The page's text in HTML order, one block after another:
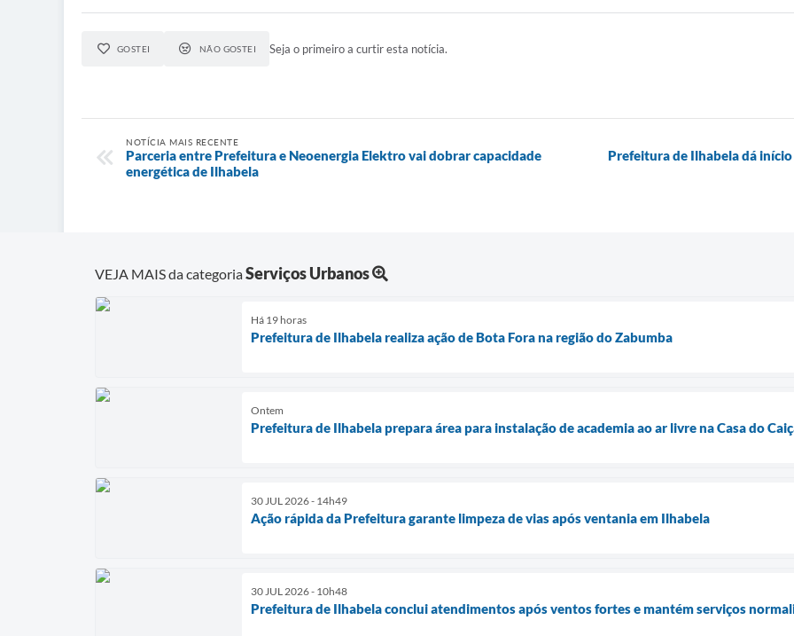
GOSTEI NÃO GOSTEI Seja o primeiro a curtir esta notícia.
NOTÍCIA MAIS RECENTE
Parceria entre Prefeitura e Neoenergia Elektro vai dobrar capacidade
energética de Ilhabela
Prefeitura de Ilhabela dá
VEJA MAIS da categoriaServiços Urbanos
Há 19 horas
Prefeitura de Ilhabela realiza ação de Bota Fora na região do Zabumba
Ontem
Prefeitura de Ilhabela prepara área para instalação de academia ao ar livre na Casa do
30 JUL 2026 - 14h49
Ação rápida da Prefeitura garante limpeza de vias após ventania em Ilhabela
30 JUL 2026 - 10h48
Prefeitura de Ilhabela conclui atendimentos após ventos fortes e mantém serviços